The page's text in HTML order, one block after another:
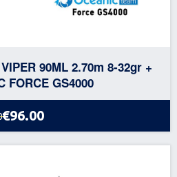
90ML 2.70m 8-32gr +
FORCE GS4000
€96.00